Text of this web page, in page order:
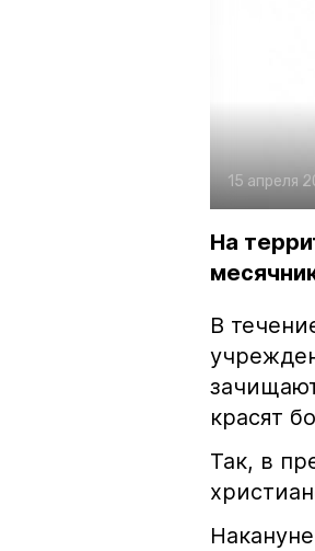
15 апреля
На
В
красят
Так, в